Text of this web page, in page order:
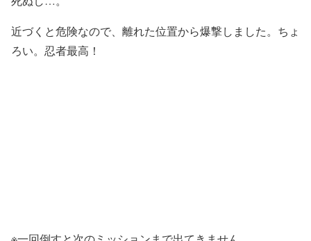
近づくと危険なので、離れた位置から爆撃しました。ちょ
ろい。忍者最高！